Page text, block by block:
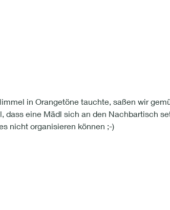
in Orangetöne tauchte, saßen wir
dass eine Mädl sich an den Nachbartisch
nicht organisieren können ;-)